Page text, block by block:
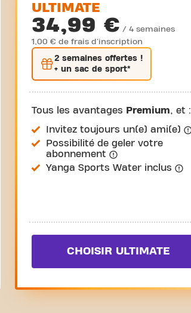
ULTIMATE
34,99 € / 4 semaines
1,00 € de frais d'inscription
2 semainesoffertes !
+ un sac de sport*
Tous les avantages Premium, et :
Invitez toujours un(e) ami(e)
Possibilité de geler votre
abonnement
Yanga Sports Water inclus
CHOISIR ULTIMATE